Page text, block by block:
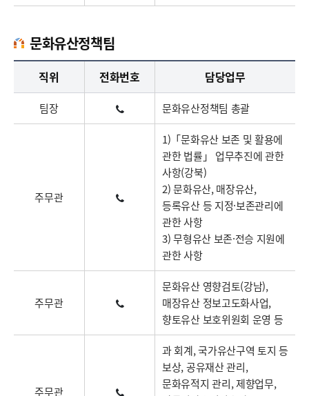
문화유산정책팀
문화유산정책팀업무담당자의 정보로 직급, 전화번호, 담당업무를 안내하고 있습니다
직위 전화번호 담당업무
팀장 문화유산정책팀 총괄
주무관
1)「문화유산 보존 및 활용에
관한 법률」 업무추진에 관한
사항(강북)
2) 문화유산, 매장유산,
등록유산 등 지정·보존관리에
관한 사항
3) 무형유산 보존·전승 지원에
관한 사항
주무관
문화유산 영향검토(강남),
매장유산 정보고도화사업,
향토유산 보호위원회 운영 등
주무관
과 회계, 국가유산구역 토지 등
보상, 공유재산 관리,
문화유적지 관리, 제향업무,